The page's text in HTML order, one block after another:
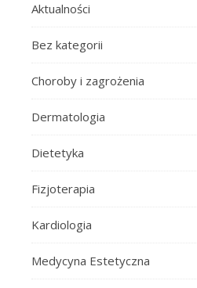
Aktualności
Bez kategorii
Choroby i zagrożenia
Dermatologia
Dietetyka
Fizjoterapia
Kardiologia
Medycyna Estetyczna